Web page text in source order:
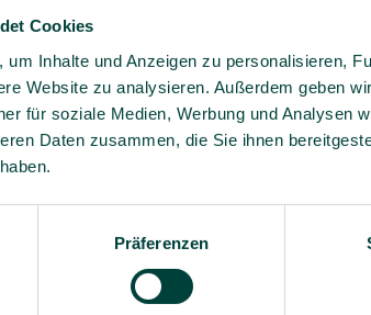
Cookies
um Inhalte und Anzeigen zu personalisieren,
Website zu analysieren. Außerdem geben
für soziale Medien, Werbung und Analysen
Daten zusammen, die Sie ihnen
Präferenzen
Fachwissen und praxisnahe
– verständlich, relevant und